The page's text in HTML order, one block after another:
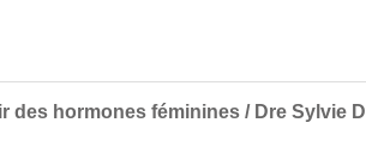
des hormones féminines / Dre Sylvie